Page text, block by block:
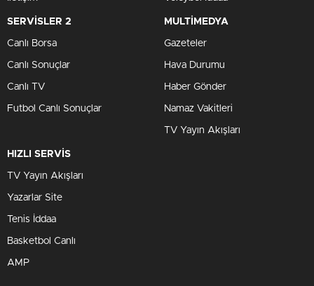
SERVİSLER 2
Canlı Borsa
Canlı Sonuçlar
Canlı TV
Futbol Canlı Sonuçlar
MULTİMEDYA
Gazeteler
Hava Durumu
Haber Gönder
Namaz Vakitleri
TV Yayın Akışları
HIZLI SERVİS
TV Yayın Akışları
Yazarlar Site
Tenis İddaa
Basketbol Canlı
AMP